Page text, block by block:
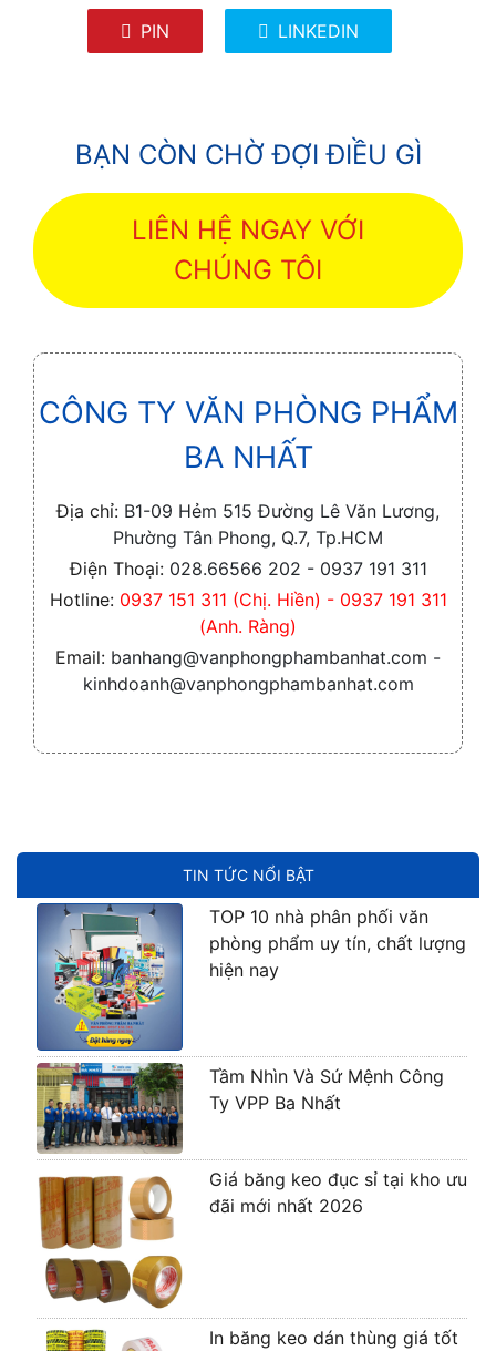
TIN TỨC NỔI BẬT
TOP 10 nhà phân phối văn
phòng phẩm uy tín, chất lượng
hiện nay
Tầm Nhìn Và Sứ Mệnh Công
Ty VPP Ba Nhất
Giá băng keo đục sỉ tại kho ưu
đãi mới nhất 2026
In băng keo dán thùng giá tốt
PIN LINKEDIN
BẠN CÒN CHỜ ĐỢI ĐIỀU GÌ
LIÊN HỆ NGAY VỚI
CHÚNG TÔI
CÔNG TY VĂN PHÒNG PHẨM
BA NHẤT
Địa chỉ: B1-09 Hẻm 515 Đường Lê Văn Lương,
Phường Tân Phong, Q.7, Tp.HCM
Điện Thoại: 028.66566 202 - 0937 191 311
Hotline: 0937 151 311 (Chị. Hiền) - 0937 191 311
(Anh. Ràng)
Email: banhang@vanphongphambanhat.com -
kinhdoanh@vanphongphambanhat.com